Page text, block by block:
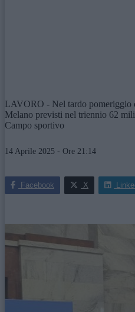
LAVORO - Nel tardo pomeriggio
Melano previsti nel triennio 62
Campo sportivo
14 Aprile 2025 - Ore 21:14
Facebook X